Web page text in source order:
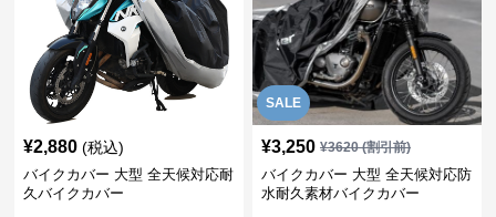
¥2,880 (税込)
バイクカバー 大型 全天候対応耐
久バイクカバー
SALE
¥3,250 ¥3620(割引前)
バイクカバー 大型 全天候対応防
水耐久素材バイクカバー